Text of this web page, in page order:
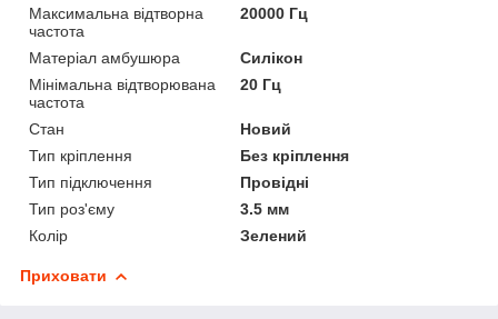
Максимальна відтворна
частота
20000 Гц
Матеріал амбушюра
Силікон
Мінімальна відтворювана
частота
20 Гц
Стан
Новий
Тип кріплення
Без кріплення
Тип підключення
Провідні
Тип роз'єму
3.5 мм
Колір
Зелений
Приховати